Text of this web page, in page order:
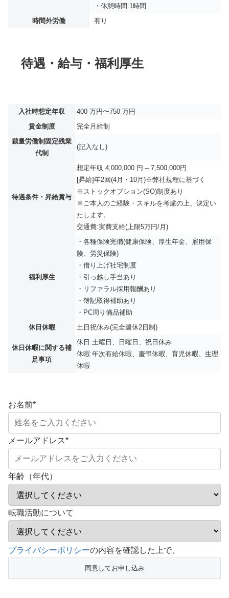
・休憩時間:1時間
時間外労働
有り
待遇・給与・福利厚生
入社時想定年収
400 万円〜750 万円
賃金制度
完全月給制
裁量労働制固定残業
代制
(記入なし)
待遇条件・昇給賞与
想定年収 4,000,000 円 – 7,500,000円
[昇給]年2回(4月・10月)※弊社規程に基づく
※ストックオプション(SO)制度あり
※ご本人のご経験・スキルを考慮の上、決定い
たします。
交通費:実費支給(上限5万円/月)
福利厚生
・各種保険完備(健康保険、厚生年金、雇用保
険、労災保険)
・借り上げ社宅制度
・引っ越し手当あり
・リファラル採用報酬あり
・簿記取得補助あり
・PC周り備品補助
休日休暇
土日祝休み(完全週休2日制)
休日休暇に関する補
足事項
休日:土曜日、日曜日、祝日休み
休暇:年次有給休暇、慶弔休暇、育児休暇、生理
休暇
お名前*
メールアドレス*
年齢（年代）
転職活動について
こ
フ
プライバシーポリシーの内容を確認した上で、